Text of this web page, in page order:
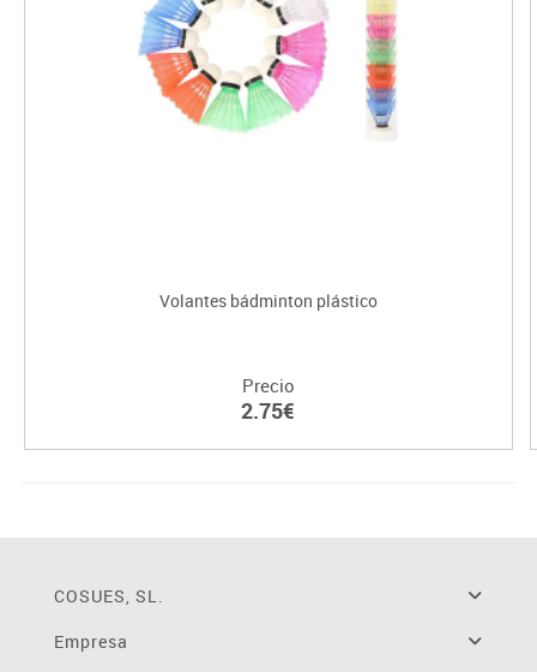
Volantes bádminton plástico
Precio
2.75€
COSUES, SL.
Empresa